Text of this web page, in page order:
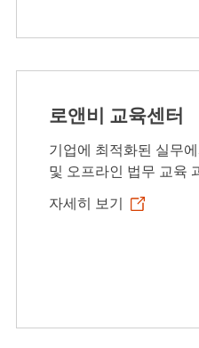
로앤비 교육센터
기업에 최적화된 실무
및 오프라인 법무 교육
자세히 보기